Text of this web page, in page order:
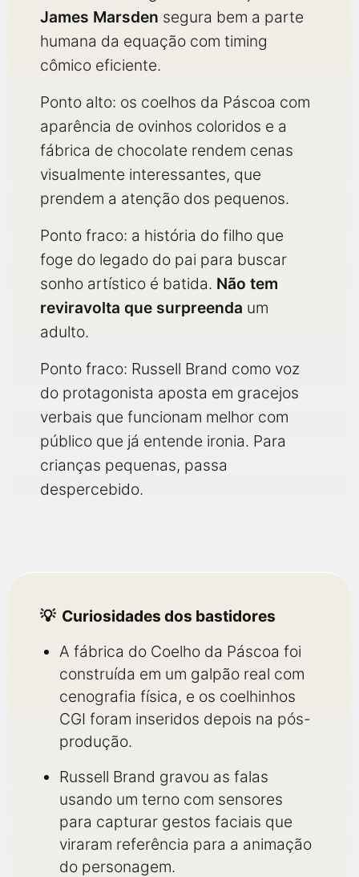
James Marsden segura bem a parte
humana da equação com timing
cômico eficiente.
Ponto alto: os coelhos da Páscoa com
aparência de ovinhos coloridos e a
fábrica de chocolate rendem cenas
visualmente interessantes, que
prendem a atenção dos pequenos.
Ponto fraco: a história do filho que
foge do legado do pai para buscar
sonho artístico é batida. Não tem
reviravolta que surpreenda um
adulto.
Ponto fraco: Russell Brand como voz
do protagonista aposta em gracejos
verbais que funcionam melhor com
público que já entende ironia. Para
crianças pequenas, passa
despercebido.
Curiosidades dos bastidores
A fábrica do Coelho da Páscoa foi
construída em um galpão real com
cenografia física, e os coelhinhos
CGI foram inseridos depois na pós-
produção.
Russell Brand gravou as falas
usando um terno com sensores
para capturar gestos faciais que
viraram referência para a animação
do personagem.